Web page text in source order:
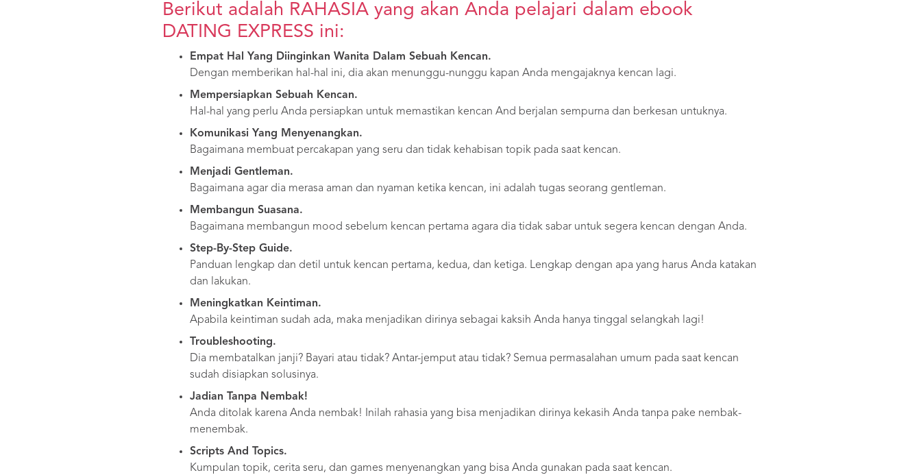
Berikut adalah RAHASIA yang akan Anda pelajari dalam ebook
DATING EXPRESS ini:
Empat Hal Yang Diinginkan Wanita Dalam Sebuah Kencan.
Dengan memberikan hal-hal ini, dia akan menunggu-nunggu kapan Anda mengajaknya kencan lagi.
Mempersiapkan Sebuah Kencan.
Hal-hal yang perlu Anda persiapkan untuk memastikan kencan And berjalan sempurna dan berkesan untuknya.
Komunikasi Yang Menyenangkan.
Bagaimana membuat percakapan yang seru dan tidak kehabisan topik pada saat kencan.
Menjadi Gentleman.
Bagaimana agar dia merasa aman dan nyaman ketika kencan, ini adalah tugas seorang gentleman.
Membangun Suasana.
Bagaimana membangun mood sebelum kencan pertama agara dia tidak sabar untuk segera kencan dengan Anda.
Step-By-Step Guide.
Panduan lengkap dan detil untuk kencan pertama, kedua, dan ketiga. Lengkap dengan apa yang harus Anda katakan
dan lakukan.
Meningkatkan Keintiman.
Apabila keintiman sudah ada, maka menjadikan dirinya sebagai kaksih Anda hanya tinggal selangkah lagi!
Troubleshooting.
Dia membatalkan janji? Bayari atau tidak? Antar-jemput atau tidak? Semua permasalahan umum pada saat kencan
sudah disiapkan solusinya.
Jadian Tanpa Nembak!
Anda ditolak karena Anda nembak! Inilah rahasia yang bisa menjadikan dirinya kekasih Anda tanpa pake nembak-
menembak.
Scripts And Topics.
Kumpulan topik, cerita seru, dan games menyenangkan yang bisa Anda gunakan pada saat kencan.